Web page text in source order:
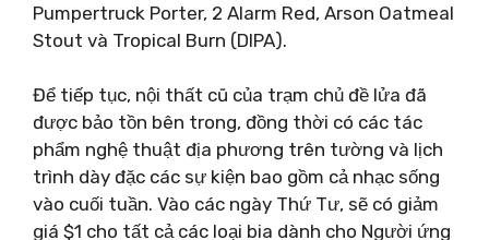
Pumpertruck Porter, 2 Alarm Red, Arson Oatmeal
Stout và Tropical Burn (DIPA).
Để tiếp tục, nội thất cũ của trạm chủ đề lửa đã
được bảo tồn bên trong, đồng thời có các tác
phẩm nghệ thuật địa phương trên tường và lịch
trình dày đặc các sự kiện bao gồm cả nhạc sống
vào cuối tuần. Vào các ngày Thứ Tư, sẽ có giảm
giá $1 cho tất cả các loại bia dành cho Người ứng